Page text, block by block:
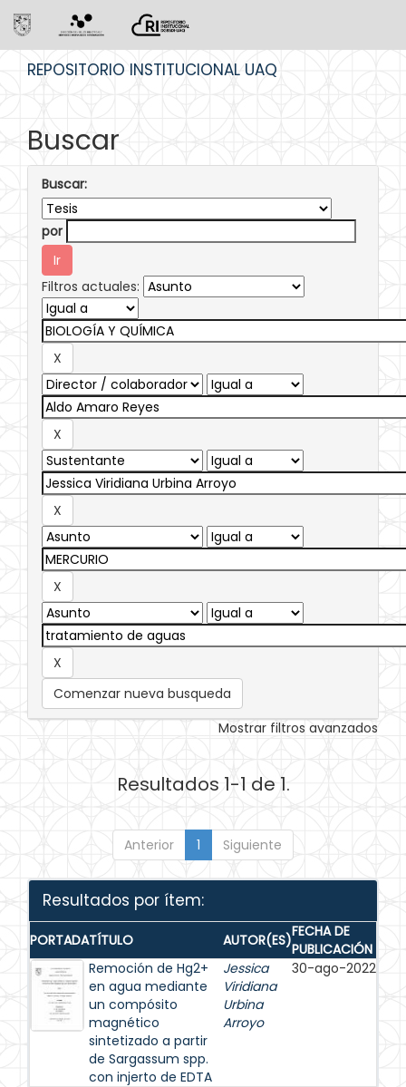
REPOSITORIO INSTITUCIONAL UAQ
Buscar
Buscar:
por
Filtros actuales:
Comenzar nueva busqueda
Mostrar filtros avanzados
Resultados 1-1 de 1.
Anterior 1 Siguiente
Resultados por ítem:
PORTADATÍTULO AUTOR(ES)FECHA DE
PUBLICACIÓN
Remoción de Hg2+
en agua mediante
un compósito
magnético
sintetizado a partir
de Sargassum spp.
con injerto de EDTA
Jessica
Viridiana
Urbina
Arroyo
30-ago-2022